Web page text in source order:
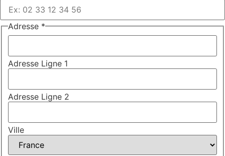
Adresse *
Adresse Ligne 1
Adresse Ligne 2
Ville